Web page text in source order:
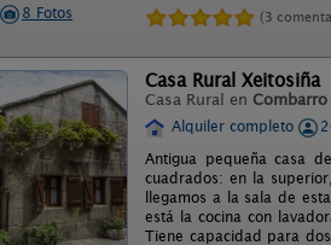
8 Fotos (3
Casa Rural Xeitosiña
Casa Rural en Combarro
Alquiler completo
Antigua pequeña casa
cuadrados: en la
llegamos a la sala de
está la cocina con
Tiene capacidad para